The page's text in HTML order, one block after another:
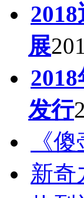
展
发行
《傻
新奇